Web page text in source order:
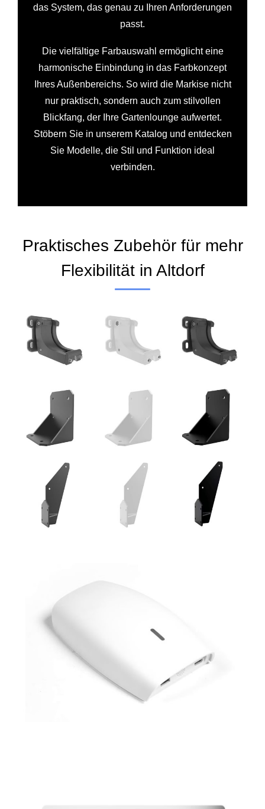
das System, das genau zu Ihren Anforderungen
passt.
Die vielfältige Farbauswahl ermöglicht eine
harmonische Einbindung in das Farbkonzept
Ihres Außenbereichs. So wird die Markise nicht
nur praktisch, sondern auch zum stilvollen
Blickfang, der Ihre Gartenlounge aufwertet.
Stöbern Sie in unserem Katalog und entdecken
Sie Modelle, die Stil und Funktion ideal
verbinden.
Praktisches Zubehör für mehr
Flexibilität in Altdorf